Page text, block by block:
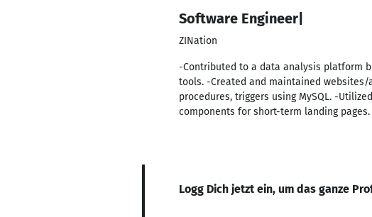
Software Engineer|
ZINation
-Contributed to a data analysis platform
tools. -Created and maintained websites/
procedures, triggers using MySQL. -
components for short-term landing
Logg Dich jetzt ein, um das ganze